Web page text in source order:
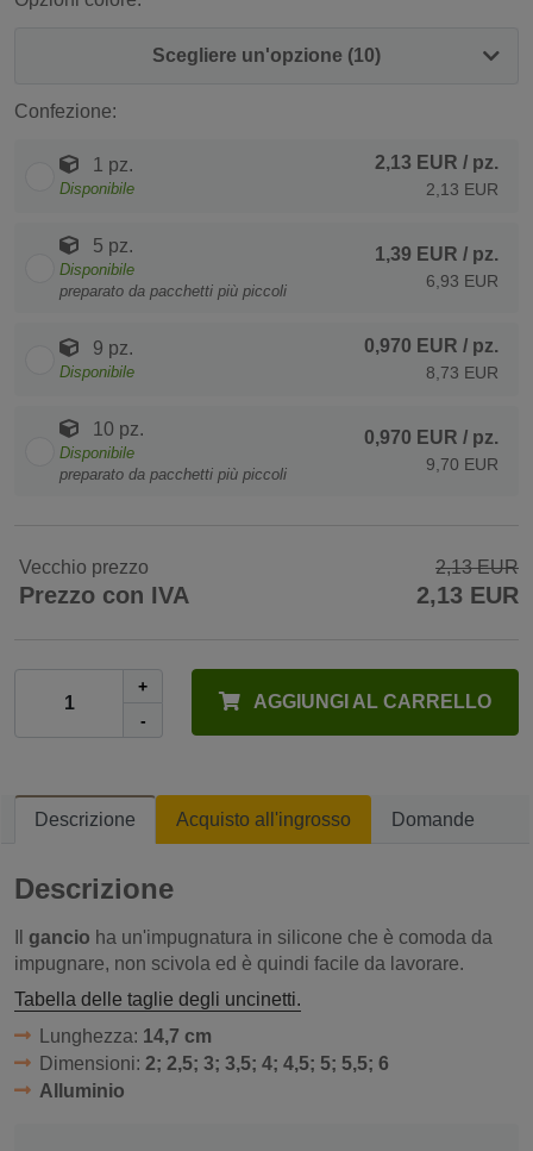
Scegliere un'opzione (10)
Confezione:
1 pz.
Disponibile
2,13 EUR / pz.
2,13 EUR
5 pz.
Disponibile
preparato da pacchetti più piccoli
1,39 EUR / pz.
6,93 EUR
9 pz.
Disponibile
0,970 EUR / pz.
8,73 EUR
10 pz.
Disponibile
preparato da pacchetti più piccoli
0,970 EUR / pz.
9,70 EUR
Vecchio prezzo 2,13 EUR
Prezzo con IVA 2,13 EUR
+
-
AGGIUNGI AL CARRELLO
Descrizione Acquisto all'ingrosso Domande
Descrizione
gancio ha un'impugnatura in silicone che è comoda da
impugnare, non scivola ed è quindi facile da lavorare.
Tabella delle taglie degli uncinetti.
Lunghezza: 14,7 cm
Dimensioni: 2; 2,5; 3; 3,5; 4; 4,5; 5; 5,5; 6
Alluminio